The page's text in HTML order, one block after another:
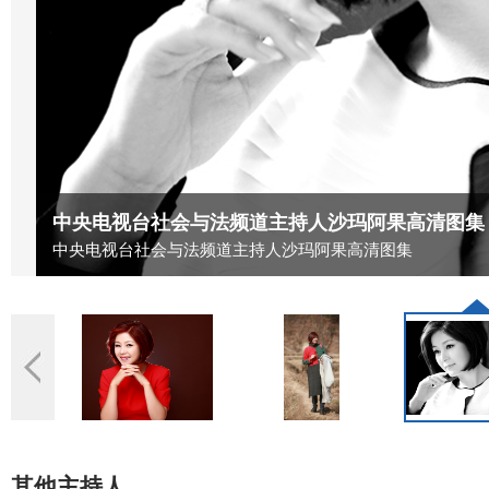
中央电视台社会与法频道主持人沙玛阿果高清图集
中央电视台社会与法频道主持人沙玛阿果高清图集